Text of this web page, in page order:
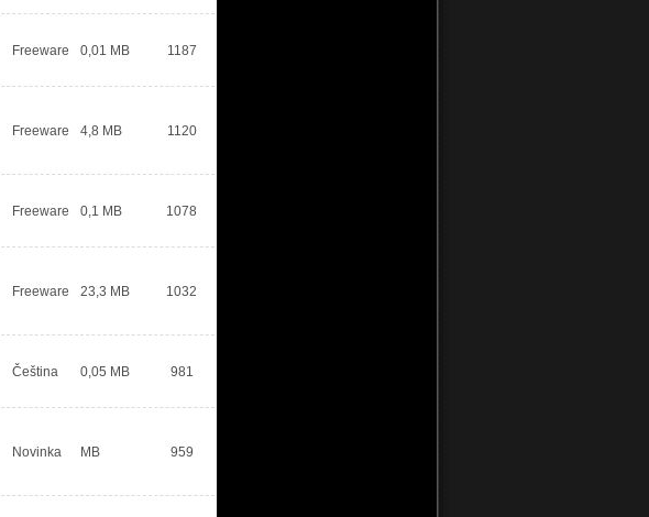
Freeware 0,01 MB 1187
Freeware 4,8 MB 1120
Freeware 0,1 MB 1078
Freeware 23,3 MB 1032
Čeština 0,05 MB 981
Novinka MB 959